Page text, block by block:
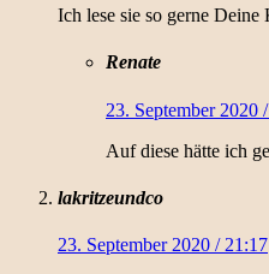
Ich lese sie so gerne Deine
Renate
23. September 2020
Auf diese hätte ich
lakritzeundco
23. September 2020 / 21:17